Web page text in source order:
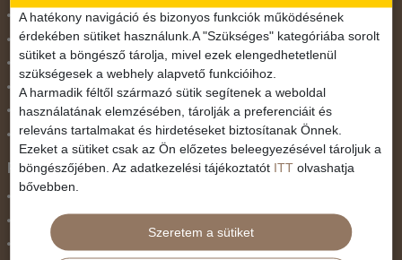
November 1.
Október 23.
Pünkösdi utazás
Szilveszter
Tavaszi szünet
Valentin nap
Programtípus
Belépőjegy
Egyéni út
A hatékony navigáció és bizonyos funkciók működésének
érdekében sütiket használunk.A "Szükséges" kategóriába sorolt
sütiket a böngésző tárolja, mivel ezek elengedhetetlenül
szükségesek a webhely alapvető funkcióihoz.
A harmadik féltől származó sütik segítenek a weboldal
használatának elemzésében, tárolják a preferenciáit és
releváns tartalmakat és hirdetéseket biztosítanak Önnek.
Ezeket a sütiket csak az Ön előzetes beleegyezésével tároljuk a
böngészőjében. Az adatkezelési tájékoztatót ITT olvashatja
bővebben.
Szeretem a sütiket